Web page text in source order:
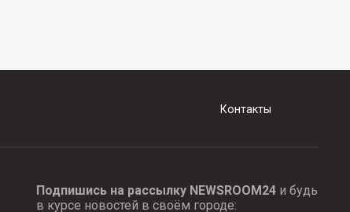
Контакты
Подпишись на рассылку NEWSROOM24и будь
в курсе новостей в своём городе: